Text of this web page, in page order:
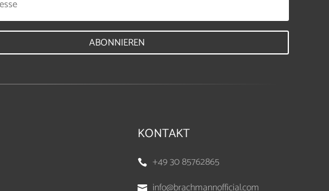
ABONNIEREN
KONTAKT
 +49 30 85762865
